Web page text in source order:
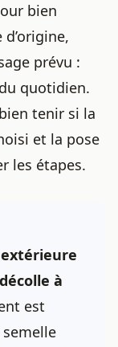
bien
prévu :
quotidien.
tenir si la
et la pose
les étapes.
à
est